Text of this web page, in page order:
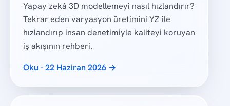
Yapay zekâ 3D modellemeyi nasıl hızlandırır?
Tekrar eden varyasyon üretimini YZ ile
hızlandırıp insan denetimiyle kaliteyi koruyan
iş akışının rehberi.
Oku · 22 Haziran 2026 →